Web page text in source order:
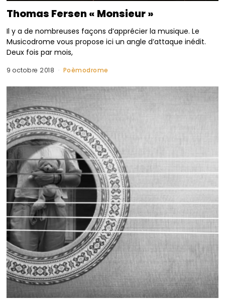
Thomas Fersen « Monsieur »
Il y a de nombreuses façons d’apprécier la musique. Le
Musicodrome vous propose ici un angle d’attaque inédit.
Deux fois par mois,
9 octobre 2018 Poèmodrome